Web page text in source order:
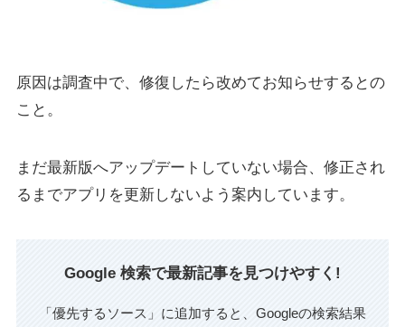
原因は調査中で、修復したら改めてお知らせするとの
こと。
まだ最新版へアップデートしていない場合、修正され
るまでアプリを更新しないよう案内しています。
Google 検索で最新記事を見つけやすく!
「優先するソース」に追加すると、Googleの検索結果